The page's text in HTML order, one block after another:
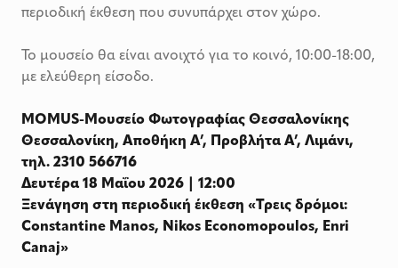
περιοδική έκθεση που συνυπάρχει στον χώρο.
Το μουσείο θα είναι ανοιχτό για το κοινό, 10:00-18:00,
με ελεύθερη είσοδο.
MOMUS-Μουσείο Φωτογραφίας Θεσσαλονίκης
Θεσσαλονίκη, Αποθήκη Α’, Προβλήτα Α’, Λιμάνι,
τηλ. 2310 566716
Δευτέρα 18 Μαΐου 2026 | 12:00
Ξενάγηση στη περιοδική έκθεση «Τρεις δρόμοι:
Constantine Manos, Nikos Economopoulos, Enri
Canaj»